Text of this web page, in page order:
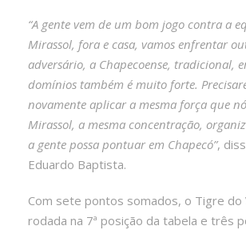
“A gente vem de um bom jogo contra a
Mirassol, fora e casa, vamos enfrentar
adversário, a Chapecoense, tradicional,
domínios também é muito forte.
novamente aplicar a mesma força que
Mirassol, a mesma concentração,
a gente possa pontuar em Chapecó”,
Eduardo Baptista.
Com sete pontos somados, o Tigre do
rodada na 7ª posição da tabela e três